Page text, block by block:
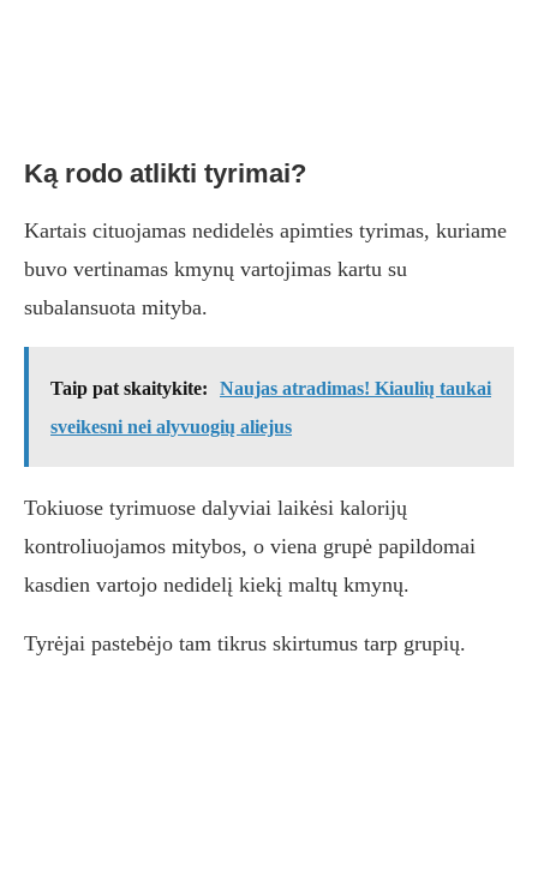
Ką rodo atlikti tyrimai?
Kartais cituojamas nedidelės apimties tyrimas, kuriame
buvo vertinamas kmynų vartojimas kartu su
subalansuota mityba.
Taip pat skaitykite:
Naujas atradimas! Kiaulių taukai
sveikesni nei alyvuogių aliejus
Tokiuose tyrimuose dalyviai laikėsi kalorijų
kontroliuojamos mitybos, o viena grupė papildomai
kasdien vartojo nedidelį kiekį maltų kmynų.
Tyrėjai pastebėjo tam tikrus skirtumus tarp grupių.